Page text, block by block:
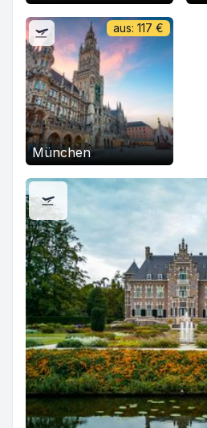
München
aus: 117 €